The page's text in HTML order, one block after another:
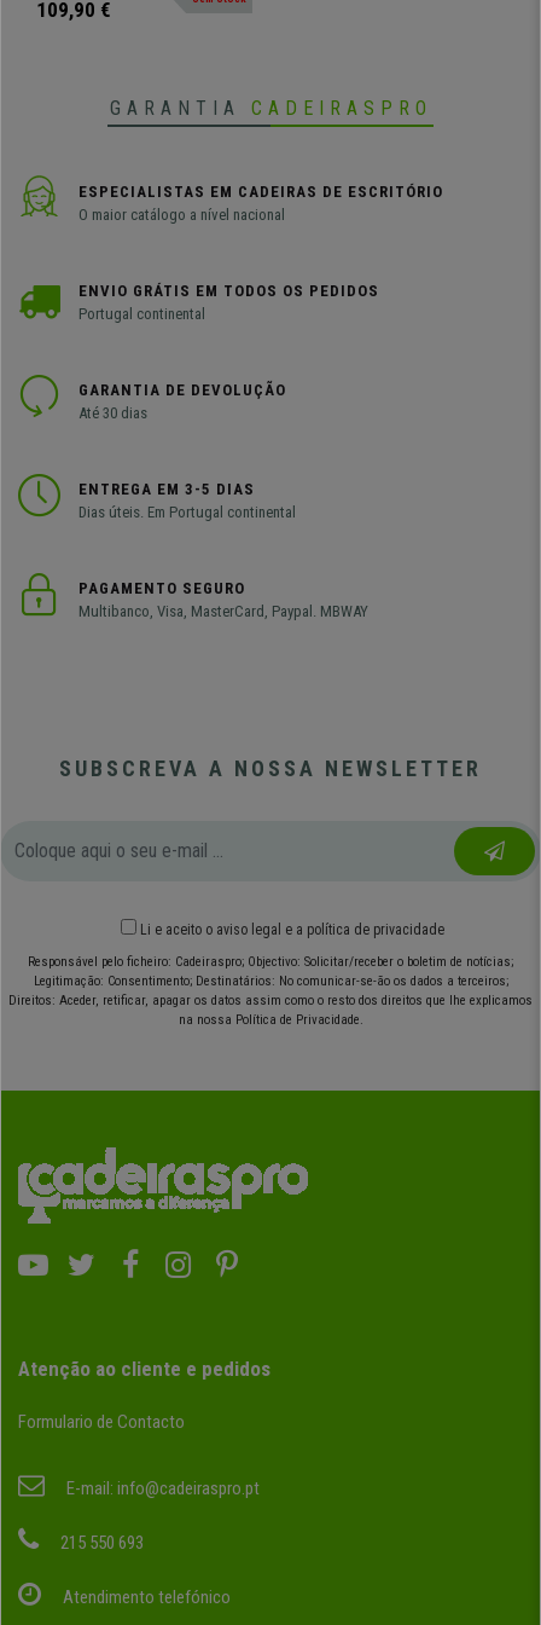
procura um ambiente postiivo no
escritório!
109,90 €
GARANTIA CADEIRASPRO
ESPECIALISTAS EM CADEIRAS DE ESCRITÓRIO
O maior catálogo a nível nacional
ENVIO GRÁTIS EM TODOS OS PEDIDOS
Portugal continental
GARANTIA DE DEVOLUÇÃO
Até 30 dias
ENTREGA EM 3-5 DIAS
Dias úteis. Em Portugal continental
PAGAMENTO SEGURO
Multibanco, Visa, MasterCard, Paypal. MBWAY
SUBSCREVA A NOSSA NEWSLETTER
Li e aceito o aviso legal e a política de privacidade
Responsável pelo ficheiro: Cadeiraspro; Objectivo: Solicitar/receber o boletim de notícias;
Legitimação: Consentimento; Destinatários: No comunicar-se-ão os dados a terceiros;
Direitos: Aceder, retificar, apagar os datos assim como o resto dos direitos que lhe explicamos
na nossa Política de Privacidade.
Atenção ao cliente e pedidos
Formulario de Contacto
E-mail: info@cadeiraspro.pt
215 550 693
Atendimento telefónico